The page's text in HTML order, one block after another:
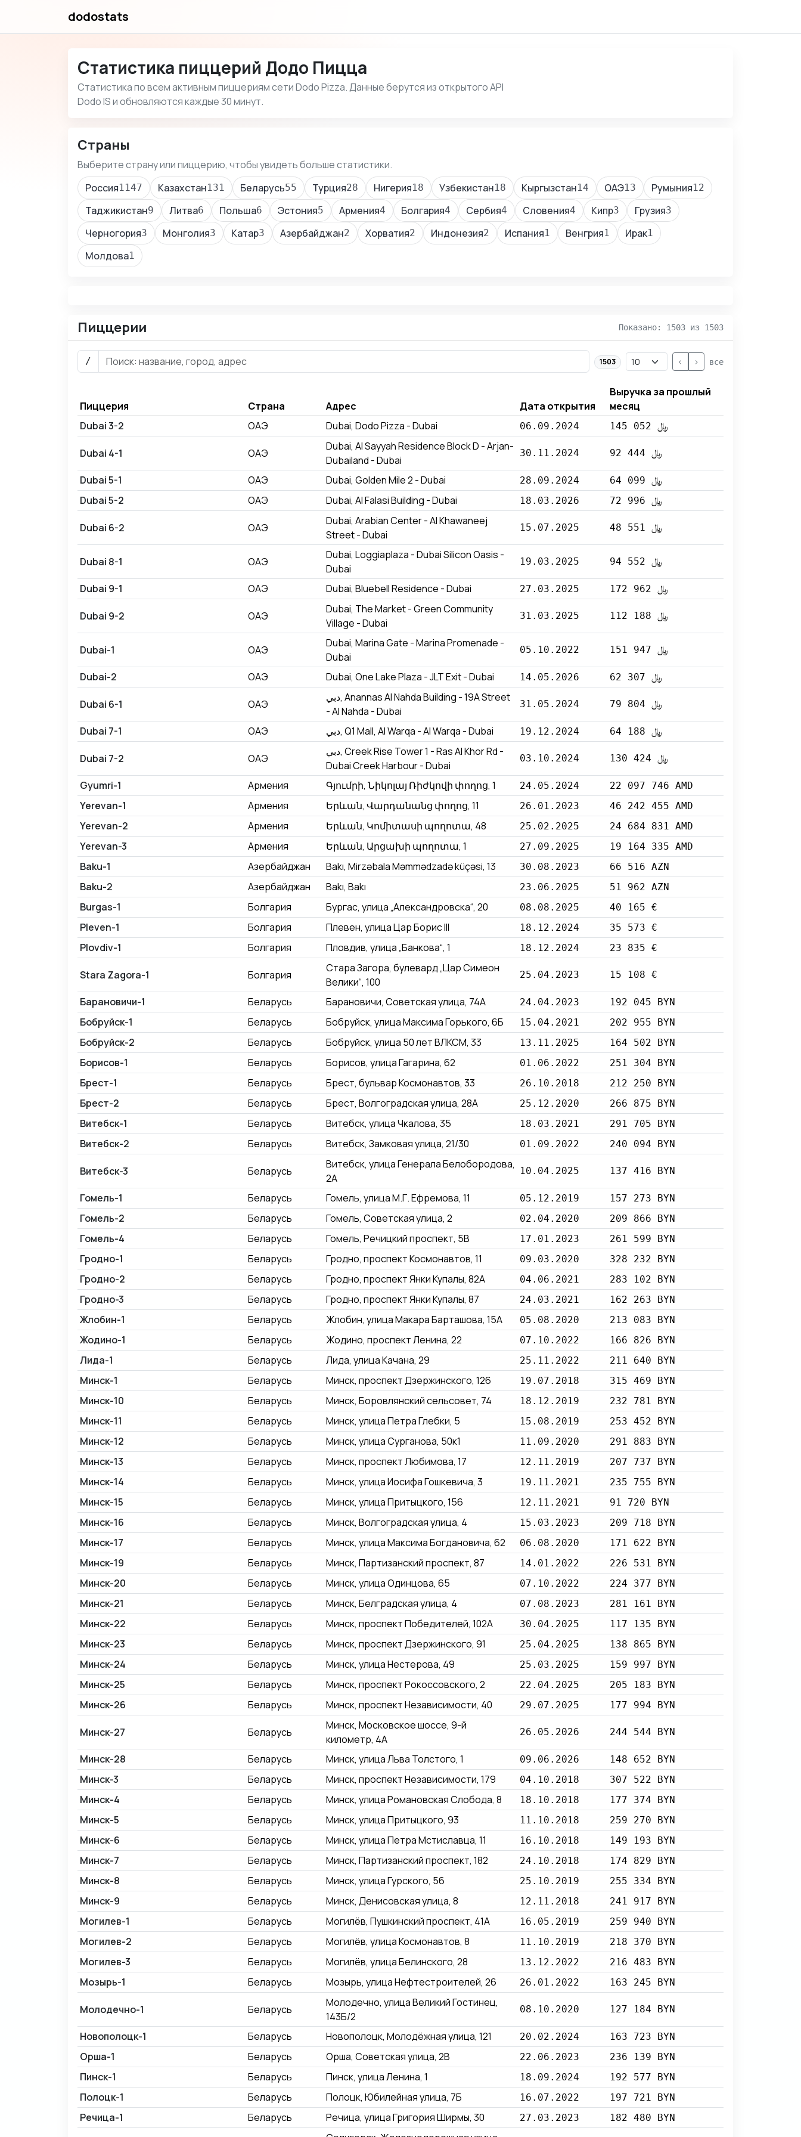
dodostats
Статистика пиццерий Додо Пицца
Статистика по всем активным пиццериям сети Dodo Pizza. Данные берутся из открытого API
Dodo IS и обновляются каждые 30 минут.
Страны
Выберите страну или пиццерию, чтобы увидеть больше статистики.
Россия1147 Казахстан131 Беларусь55 Турция28 Нигерия18 Узбекистан18 Кыргызстан14 ОАЭ13 Румыния12
Таджикистан9 Литва6 Польша6 Эстония5 Армения4 Болгария4 Сербия4 Словения4 Кипр3 Грузия3
Черногория3 Монголия3 Катар3 Азербайджан2 Хорватия2 Индонезия2 Испания1 Венгрия1 Ирак1
Молдова1
Пиццерии Показано: 1503 из 1503
/ 1503 < > все
Пиццерия Страна Адрес Дата открытия
Выручка за прошлый
месяц
Dubai 3-2
ОАЭ Dubai, Dodo Pizza - Dubai 06.09.2024 145 052 ﷼
Dubai 4-1 ОАЭ
Dubai, Al Sayyah Residence Block D - Arjan-
Dubailand - Dubai
30.11.2024 92 444 ﷼
Dubai 5-1 ОАЭ Dubai, Golden Mile 2 - Dubai 28.09.2024 64 099 ﷼
Dubai 5-2 ОАЭ Dubai, Al Falasi Building - Dubai 18.03.2026 72 996 ﷼
Dubai 6-2 ОАЭ
Dubai, Arabian Center - Al Khawaneej
Street - Dubai
15.07.2025 48 551 ﷼
Dubai 8-1 ОАЭ
Dubai, Loggiaplaza - Dubai Silicon Oasis -
Dubai
19.03.2025 94 552 ﷼
Dubai 9-1 ОАЭ Dubai, Bluebell Residence - Dubai 27.03.2025 172 962 ﷼
Dubai 9-2 ОАЭ
Dubai, The Market - Green Community
Village - Dubai
31.03.2025 112 188 ﷼
Dubai-1 ОАЭ
Dubai, Marina Gate - Marina Promenade -
Dubai
05.10.2022 151 947 ﷼
Dubai-2 ОАЭ Dubai, One Lake Plaza - JLT Exit - Dubai 14.05.2026 62 307 ﷼
Dubai 6-1 ОАЭ
دبي, Anannas Al Nahda Building - 19A Street
- Al Nahda - Dubai
31.05.2024 79 804 ﷼
Dubai 7-1 ОАЭ دبي, Q1 Mall, Al Warqa - Al Warqa - Dubai 19.12.2024 64 188 ﷼
Dubai 7-2 ОАЭ
دبي, Creek Rise Tower 1 - Ras Al Khor Rd -
Dubai Creek Harbour - Dubai
03.10.2024 130 424 ﷼
Gyumri-1 Армения Գյումրի, Նիկոլայ Ռիժկովի փողոց, 1 24.05.2024 22 097 746 AMD
Yerevan-1 Армения Երևան, Վարդանանց փողոց, 11 26.01.2023 46 242 455 AMD
Yerevan-2 Армения Երևան, Կոմիտասի պողոտա, 48 25.02.2025 24 684 831 AMD
Yerevan-3 Армения Երևան, Արցախի պողոտա, 1 27.09.2025 19 164 335 AMD
Baku-1 Азербайджан Bakı, Mirzəbala Məmmədzadə küçəsi, 13 30.08.2023 66 516 AZN
Baku-2 Азербайджан Bakı, Bakı 23.06.2025 51 962 AZN
Burgas-1 Болгария Бургас, улица „Александровска“, 20 08.08.2025 40 165 €
Pleven-1 Болгария Плевен, улица Цар Борис III 18.12.2024 35 573 €
Plovdiv-1 Болгария Пловдив, улица „Банкова“, 1 18.12.2024 23 835 €
Stara Zagora-1 Болгария
Стара Загора, булевард „Цар Симеон
Велики“, 100
25.04.2023 15 108 €
Барановичи-1 Беларусь Барановичи, Советская улица, 74А 24.04.2023 192 045 BYN
Бобруйск-1 Беларусь Бобруйск, улица Максима Горького, 6Б 15.04.2021 202 955 BYN
Бобруйск-2 Беларусь Бобруйск, улица 50 лет ВЛКСМ, 33 13.11.2025 164 502 BYN
Борисов-1 Беларусь Борисов, улица Гагарина, 62 01.06.2022 251 304 BYN
Брест-1 Беларусь Брест, бульвар Космонавтов, 33 26.10.2018 212 250 BYN
Брест-2 Беларусь Брест, Волгоградская улица, 28А 25.12.2020 266 875 BYN
Витебск-1 Беларусь Витебск, улица Чкалова, 35 18.03.2021 291 705 BYN
Витебск-2 Беларусь Витебск, Замковая улица, 21/30 01.09.2022 240 094 BYN
Витебск-3 Беларусь
Витебск, улица Генерала Белобородова,
2А
10.04.2025 137 416 BYN
Гомель-1 Беларусь Гомель, улица М.Г. Ефремова, 11 05.12.2019 157 273 BYN
Гомель-2 Беларусь Гомель, Советская улица, 2 02.04.2020 209 866 BYN
Гомель-4 Беларусь Гомель, Речицкий проспект, 5В 17.01.2023 261 599 BYN
Гродно-1 Беларусь Гродно, проспект Космонавтов, 11 09.03.2020 328 232 BYN
Гродно-2 Беларусь Гродно, проспект Янки Купалы, 82А 04.06.2021 283 102 BYN
Гродно-3 Беларусь Гродно, проспект Янки Купалы, 87 24.03.2021 162 263 BYN
Жлобин-1 Беларусь Жлобин, улица Макара Барташова, 15А 05.08.2020 213 083 BYN
Жодино-1 Беларусь Жодино, проспект Ленина, 22 07.10.2022 166 826 BYN
Лида-1 Беларусь Лида, улица Качана, 29 25.11.2022 211 640 BYN
Минск-1 Беларусь Минск, проспект Дзержинского, 126 19.07.2018 315 469 BYN
Минск-10 Беларусь Минск, Боровлянский сельсовет, 74 18.12.2019 232 781 BYN
Минск-11 Беларусь Минск, улица Петра Глебки, 5 15.08.2019 253 452 BYN
Минск-12 Беларусь Минск, улица Сурганова, 50к1 11.09.2020 291 883 BYN
Минск-13 Беларусь Минск, проспект Любимова, 17 12.11.2019 207 737 BYN
Минск-14 Беларусь Минск, улица Иосифа Гошкевича, 3 19.11.2021 235 755 BYN
Минск-15 Беларусь Минск, улица Притыцкого, 156 12.11.2021 91 720 BYN
Минск-16 Беларусь Минск, Волгоградская улица, 4 15.03.2023 209 718 BYN
Минск-17 Беларусь Минск, улица Максима Богдановича, 62 06.08.2020 171 622 BYN
Минск-19 Беларусь Минск, Партизанский проспект, 87 14.01.2022 226 531 BYN
Минск-20 Беларусь Минск, улица Одинцова, 65 07.10.2022 224 377 BYN
Минск-21 Беларусь Минск, Белградская улица, 4 07.08.2023 281 161 BYN
Минск-22 Беларусь Минск, проспект Победителей, 102А 30.04.2025 117 135 BYN
Минск-23 Беларусь Минск, проспект Дзержинского, 91 25.04.2025 138 865 BYN
Минск-24 Беларусь Минск, улица Нестерова, 49 25.03.2025 159 997 BYN
Минск-25 Беларусь Минск, проспект Рокоссовского, 2 22.04.2025 205 183 BYN
Минск-26 Беларусь Минск, проспект Независимости, 40 29.07.2025 177 994 BYN
Минск-27 Беларусь
Минск, Московское шоссе, 9-й
километр, 4А
26.05.2026 244 544 BYN
Минск-28 Беларусь Минск, улица Льва Толстого, 1 09.06.2026 148 652 BYN
Минск-3 Беларусь Минск, проспект Независимости, 179 04.10.2018 307 522 BYN
Минск-4 Беларусь Минск, улица Романовская Слобода, 8 18.10.2018 177 374 BYN
Минск-5 Беларусь Минск, улица Притыцкого, 93 11.10.2018 259 270 BYN
Минск-6 Беларусь Минск, улица Петра Мстиславца, 11 16.10.2018 149 193 BYN
Минск-7 Беларусь Минск, Партизанский проспект, 182 24.10.2018 174 829 BYN
Минск-8 Беларусь Минск, улица Гурского, 56 25.10.2019 255 334 BYN
Минск-9 Беларусь Минск, Денисовская улица, 8 12.11.2018 241 917 BYN
Могилев-1 Беларусь Могилёв, Пушкинский проспект, 41А 16.05.2019 259 940 BYN
Могилев-2 Беларусь Могилёв, улица Космонавтов, 8 11.10.2019 218 370 BYN
Могилев-3 Беларусь Могилёв, улица Белинского, 28 13.12.2022 216 483 BYN
Мозырь-1 Беларусь Мозырь, улица Нефтестроителей, 26 26.01.2022 163 245 BYN
Молодечно-1 Беларусь
Молодечно, улица Великий Гостинец,
143Б/2
08.10.2020 127 184 BYN
Новополоцк-1 Беларусь Новополоцк, Молодёжная улица, 121 20.02.2024 163 723 BYN
Орша-1 Беларусь Орша, Советская улица, 2В 22.06.2023 236 139 BYN
Пинск-1 Беларусь Пинск, улица Ленина, 1 18.09.2024 192 577 BYN
Полоцк-1 Беларусь Полоцк, Юбилейная улица, 7Б 16.07.2022 197 721 BYN
Речица-1 Беларусь Речица, улица Григория Ширмы, 30 27.03.2023 182 480 BYN